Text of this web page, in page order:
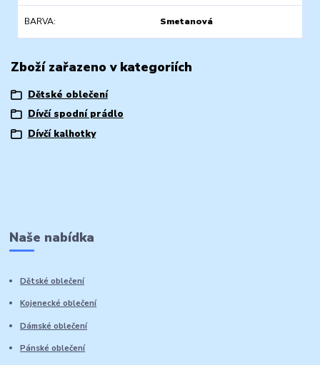
BARVA Smetanová
Zboží zařazeno v kategoriích
Dětské oblečení
Dívčí spodní prádlo
Dívčí kalhotky
Naše nabídka
Dětské oblečení
Kojenecké oblečení
Dámské oblečení
Pánské oblečení